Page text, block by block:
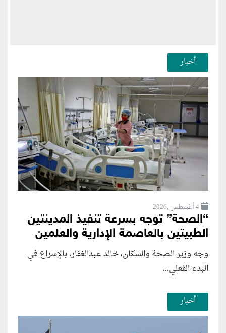
أخبار
4 أغسطس ,2026
“الصحة” توجه بسرعة تنفيذ المدينتين
الطبيتين بالعاصمة الإدارية والعلمين
وجه وزير الصحة والسكان، خالد عبدالغفار، بالإسراع في
البدء الفعلي...
أخبار